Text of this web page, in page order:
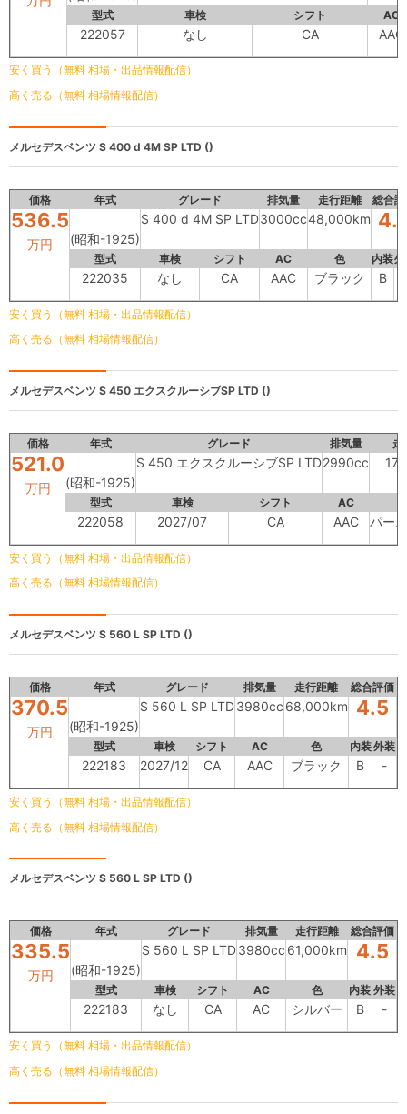
型式 車検 シフト AC
222057 なし CA AAC
安く買う（無料 相場・出品情報配信）
高く売る（無料 相場情報配信）
メルセデスベンツ S 400 d 4M SP LTD ()
価格 年式 グレード 排気量 走行距離 総合評
536.5
万円 (昭和-1925)
S 400 d 4M SP LTD3000cc48,000km
型式 車検 シフト AC 色 内装
222035 なし CA AAC ブラック B
安く買う（無料 相場・出品情報配信）
高く売る（無料 相場情報配信）
メルセデスベンツ S 450 エクスクルーシブSP LTD ()
価格 年式 グレード 排気量 走
521.0
万円 (昭和-1925)
S 450 エクスクルーシブSP LTD2990cc
型式 車検 シフト AC
222058 2027/07 CA AAC パー
安く買う（無料 相場・出品情報配信）
高く売る（無料 相場情報配信）
メルセデスベンツ S 560 L SP LTD ()
価格 年式 グレード 排気量 走行距離 総合評価
370.5
万円 (昭和-1925)
S 560 L SP LTD3980cc 68,000km 4.5
型式 車検 シフト AC 色 内装外装
222183 2027/12 CA AAC ブラック B -
安く買う（無料 相場・出品情報配信）
高く売る（無料 相場情報配信）
メルセデスベンツ S 560 L SP LTD ()
価格 年式 グレード 排気量 走行距離 総合評価
335.5
万円 (昭和-1925)
S 560 L SP LTD3980cc 61,000km 4.5
型式 車検 シフト AC 色 内装 外装
222183 なし CA AC シルバー B -
安く買う（無料 相場・出品情報配信）
高く売る（無料 相場情報配信）